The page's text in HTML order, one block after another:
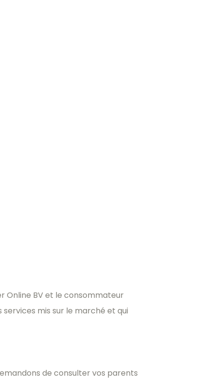
Online BV et le consommateur
mis sur le marché et qui
de consulter vos parents